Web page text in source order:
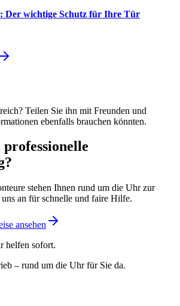
Der wichtige Schutz für Ihre Tür
Teilen Sie ihn mit Freunden und
ebenfalls brauchen könnten.
professionelle
stehen Ihnen rund um die Uhr zur
an für schnelle und faire Hilfe.
ansehen
helfen sofort.
– rund um die Uhr für Sie da.